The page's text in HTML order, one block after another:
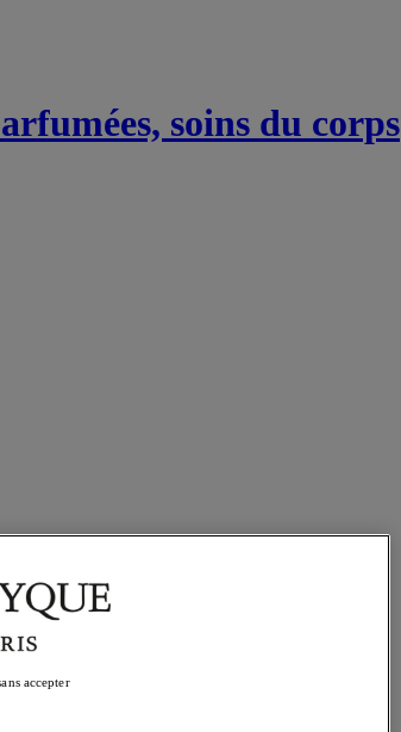
soins du corps
accepter